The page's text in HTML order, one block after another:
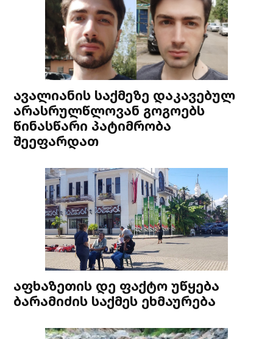
ავალიანის საქმეზე დაკავებულ
არასრულწლოვან გოგოებს
წინასწარი პატიმრობა
შეეფარდათ
აფხაზეთის დე ფაქტო უწყება
ბარამიძის საქმეს ეხმაურება